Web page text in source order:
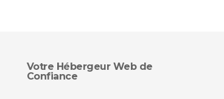
Votre Hébergeur Web de
Confiance